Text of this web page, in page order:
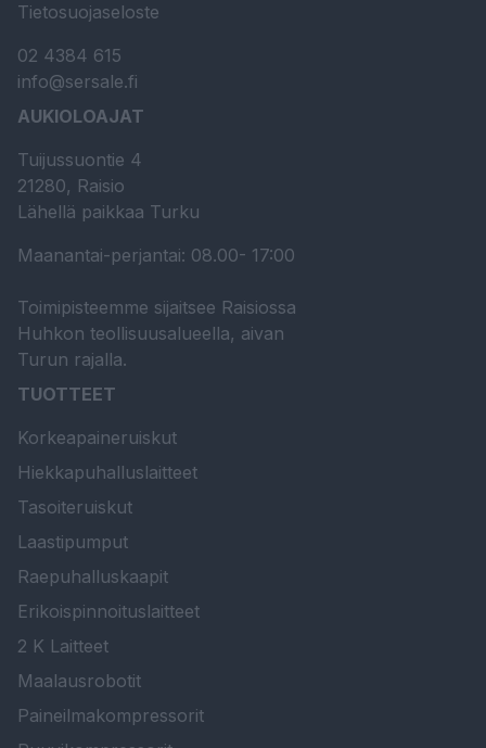
Tietosuojaseloste
02 4384 615
info@sersale.fi
AUKIOLOAJAT
Tuijussuontie 4
21280, Raisio
Lähellä paikkaa Turku
Maanantai-perjantai: 08.00- 17:00
Toimipisteemme sijaitsee Raisiossa
Huhkon teollisuusalueella, aivan
Turun rajalla.
TUOTTEET
Korkeapaineruiskut
Hiekkapuhalluslaitteet
Tasoiteruiskut
Laastipumput
Raepuhalluskaapit
Erikoispinnoituslaitteet
2 K Laitteet
Maalausrobotit
Paineilmakompressorit